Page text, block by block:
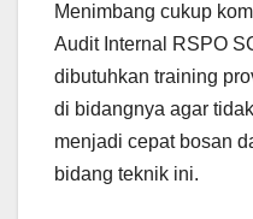
Menimbang cukup
Audit Internal RSPO
dibutuhkan training
di bidangnya agar
menjadi cepat bosan
bidang teknik ini.